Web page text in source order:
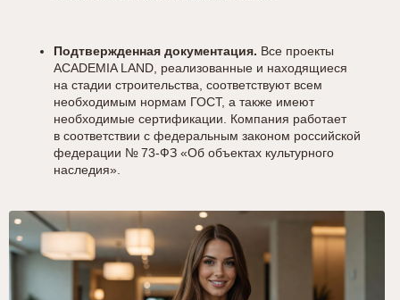
Подтвержденная документация. Все проекты
ACADEMIA LAND, реализованные и находящиеся
на стадии строительства, соответствуют всем
необходимым нормам ГОСТ, а также имеют
необходимые сертификации. Компания работает
в соответствии с федеральным законом российской
федерации № 73-ФЗ «Об объектах культурного
наследия».